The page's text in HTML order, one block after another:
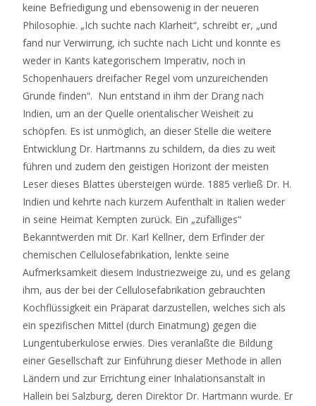
keine Befriedigung und ebensowenig in der neueren
Philosophie. „Ich suchte nach Klarheit“, schreibt er, „und
fand nur Verwirrung, ich suchte nach Licht und konnte es
weder in Kants kategorischem Imperativ, noch in
Schopenhauers dreifacher Regel vom unzureichenden
Grunde finden“. Nun entstand in ihm der Drang nach
Indien, um an der Quelle orientalischer Weisheit zu
schöpfen. Es ist unmöglich, an dieser Stelle die weitere
Entwicklung Dr. Hartmanns zu schildern, da dies zu weit
führen und zudem den geistigen Horizont der meisten
Leser dieses Blattes übersteigen würde. 1885 verließ Dr. H.
Indien und kehrte nach kurzem Aufenthalt in Italien weder
in seine Heimat Kempten zurück. Ein „zufälliges“
Bekanntwerden mit Dr. Karl Kellner, dem Erfinder der
chemischen Cellulosefabrikation, lenkte seine
Aufmerksamkeit diesem Industriezweige zu, und es gelang
ihm, aus der bei der Cellulosefabrikation gebrauchten
Kochflüssigkeit ein Präparat darzustellen, welches sich als
ein spezifischen Mittel (durch Einatmung) gegen die
Lungentuberkulose erwies. Dies veranlaßte die Bildung
einer Gesellschaft zur Einführung dieser Methode in allen
Ländern und zur Errichtung einer Inhalationsanstalt in
Hallein bei Salzburg, deren Direktor Dr. Hartmann wurde. Er